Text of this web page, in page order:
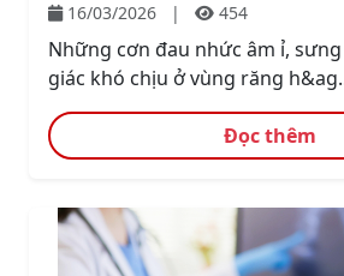
16/03/2026 | 454
Những cơn đau nhức âm ỉ,
giác khó chịu ở vùng răng
Đọc thêm